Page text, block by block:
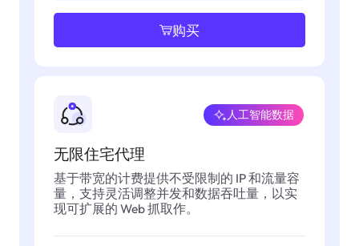
购买
无限住宅代理
人工智能数据
基于带宽的计费提供不受限制的 IP 和流量容
量，支持灵活调整并发和数据吞吐量，以实
现可扩展的 Web 抓取作。